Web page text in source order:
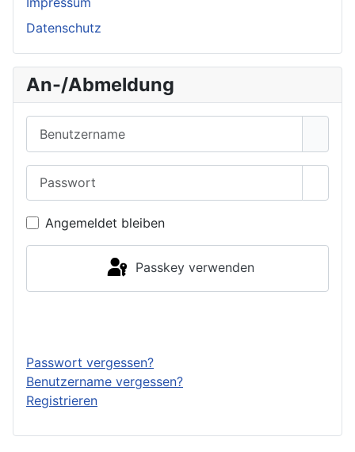
Datenschutz
An-/Abmeldung
Angemeldet bleiben
Passkey verwenden
Passwort vergessen?
Benutzername vergessen?
Registrieren